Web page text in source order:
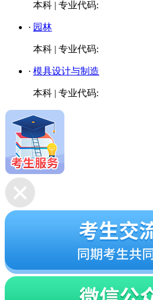
本科 | 专业代码:
· 园林
本科 | 专业代码:
· 模具设计与制造
本科 | 专业代码: